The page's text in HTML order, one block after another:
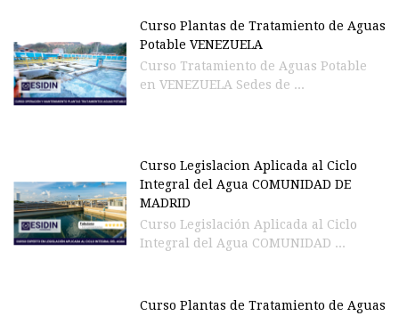
Curso Plantas de Tratamiento de Aguas
Potable VENEZUELA
Curso Tratamiento de Aguas Potable
en VENEZUELA Sedes de ...
Curso Legislacion Aplicada al Ciclo
Integral del Agua COMUNIDAD DE
MADRID
Curso Legislación Aplicada al Ciclo
Integral del Agua COMUNIDAD ...
Curso Plantas de Tratamiento de Aguas